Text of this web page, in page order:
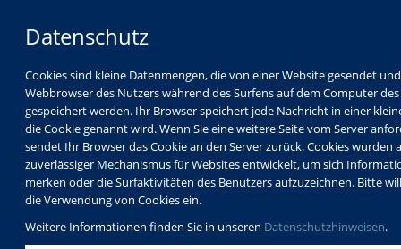
Datenschutz
Cookies sind kleine Datenmengen, die von einer Website gesendet
Webbrowser des Nutzers während des Surfens auf dem Computer
gespeichert werden. Ihr Browser speichert jede Nachricht in einer
die Cookie genannt wird. Wenn Sie eine weitere Seite vom Server
sendet Ihr Browser das Cookie an den Server zurück. Cookies wurden
zuverlässiger Mechanismus für Websites entwickelt, um sich
merken oder die Surfaktivitäten des Benutzers aufzuzeichnen. Bitte
die Verwendung von Cookies ein.
Weitere Informationen finden Sie in unseren Datenschutzhinweisen.